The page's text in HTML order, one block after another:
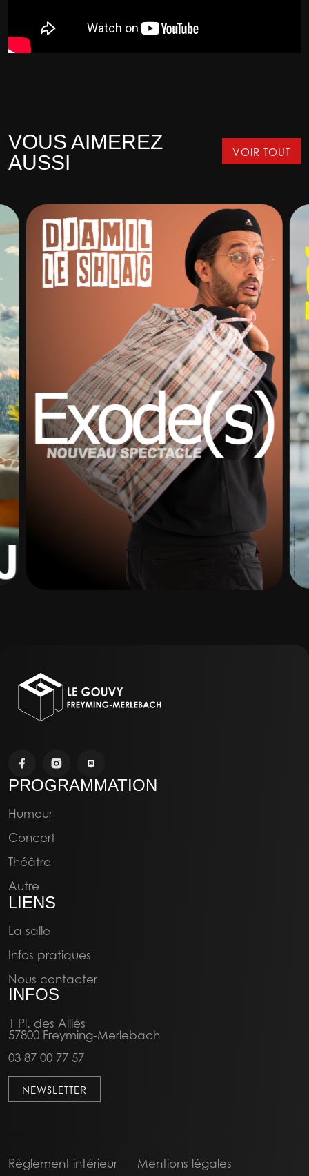
VOUS AIMEREZ
AUSSI
VOIR TOUT
DJAMIL LE SHLAG
PROGRAMMATION
Humour
Concert
Théâtre
Autre
LIENS
La salle
Infos pratiques
Nous contacter
INFOS
1 Pl. des Alliés
57800 Freyming-Merlebach
03 87 00 77 57
NEWSLETTER
Règlement intérieur Mentions légales